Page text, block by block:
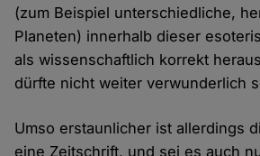
(zum Beispiel unterschiedliche,
Planeten) innerhalb dieser
als wissenschaftlich korrekt
dürfte nicht weiter verwunderlich
Umso erstaunlicher ist allerdings
eine Zeitschrift, und sei es auch